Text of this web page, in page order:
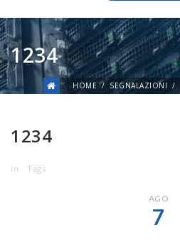
1234
HOME SEGNALAZIONI
1234
in Tags
AGO
7